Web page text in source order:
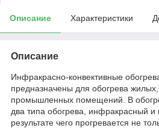
Описание Характеристики
Описание
Инфракрасно-конвективные
предназначены для обогрева
промышленных помещений. В
два типа обогрева, инфракрасный и
результате чего прогревается не